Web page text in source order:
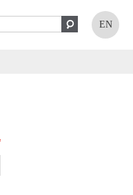
EN